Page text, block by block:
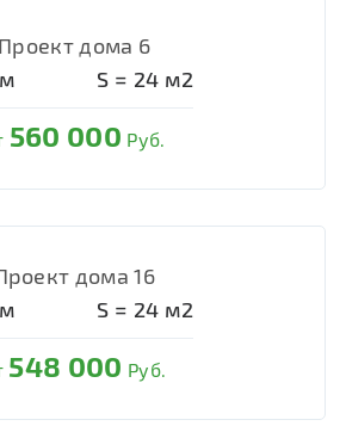
Проект дома 6
м S = 24 м2
560 000 Руб.
дома 16
м S = 24 м2
548 000 Руб.